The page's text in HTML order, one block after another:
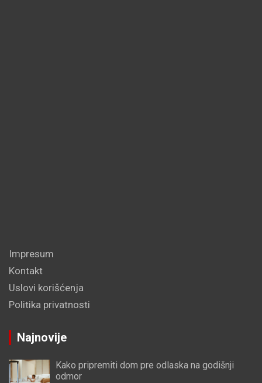
Impresum
Kontakt
Uslovi korišćenja
Politika privatnosti
Najnovije
Kako pripremiti dom pre odlaska na godišnji
odmor